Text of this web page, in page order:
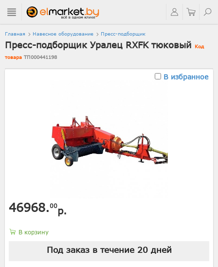
Главная Навесное оборудование Пресс-подборщик
Пресс-подборщик Уралец RXFK тюковый
Код
товара ТП000441198
В избранное
46968.00р.
В корзину
Под заказ в течение 20дней